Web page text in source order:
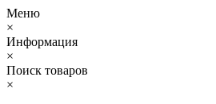
Меню
×
Информация
×
Поиск товаров
×